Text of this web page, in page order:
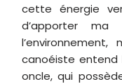
cette énergie
d’apporter
canoéiste entend
oncle, qui